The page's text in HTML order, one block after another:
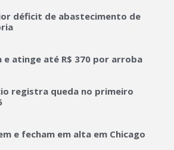
déficit de abastecimento de
e atinge até R$ 370 por arroba
registra queda no primeiro
e fecham em alta em Chicago